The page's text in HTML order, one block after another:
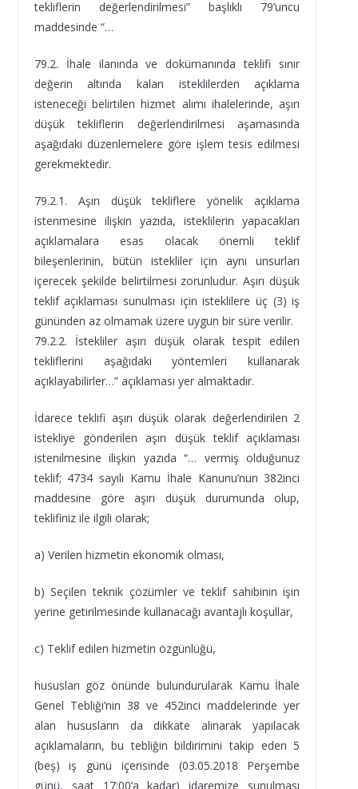
tekliflerin değerlendirilmesi” başlıklı 79’uncu
maddesinde “…
79.2. İhale ilanında ve dokümanında teklifi sınır
değerin altında kalan isteklilerden açıklama
isteneceği belirtilen hizmet alımı ihalelerinde, aşırı
düşük tekliflerin değerlendirilmesi aşamasında
aşağıdaki düzenlemelere göre işlem tesis edilmesi
gerekmektedir.
79.2.1. Aşırı düşük tekliflere yönelik açıklama
istenmesine ilişkin yazıda, isteklilerin yapacakları
açıklamalara esas olacak önemli teklif
bileşenlerinin, bütün istekliler için aynı unsurları
içerecek şekilde belirtilmesi zorunludur. Aşırı düşük
teklif açıklaması sunulması için isteklilere üç (3) iş
gününden az olmamak üzere uygun bir süre verilir.
79.2.2. İstekliler aşırı düşük olarak tespit edilen
tekliflerini aşağıdaki yöntemleri kullanarak
açıklayabilirler…” açıklaması yer almaktadır.
İdarece teklifi aşırı düşük olarak değerlendirilen 2
istekliye gönderilen aşırı düşük teklif açıklaması
istenilmesine ilişkin yazıda “… vermiş olduğunuz
teklif; 4734 sayılı Kamu İhale Kanunu’nun 382inci
maddesine göre aşırı düşük durumunda olup,
teklifiniz ile ilgili olarak;
a) Verilen hizmetin ekonomik olması,
b) Seçilen teknik çözümler ve teklif sahibinin işin
yerine getirilmesinde kullanacağı avantajlı koşullar,
c) Teklif edilen hizmetin özgünlüğü,
hususları göz önünde bulundurularak Kamu İhale
Genel Tebliği’nin 38 ve 452inci maddelerinde yer
alan hususların da dikkate alınarak yapılacak
açıklamaların, bu tebliğin bildirimini takip eden 5
(beş) iş günü içerisinde (03.05.2018 Perşembe
günü, saat 17:00’a kadar) idaremize sunulması